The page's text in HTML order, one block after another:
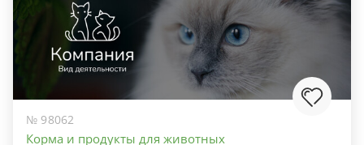
№ 98062
Корма и продукты для животных